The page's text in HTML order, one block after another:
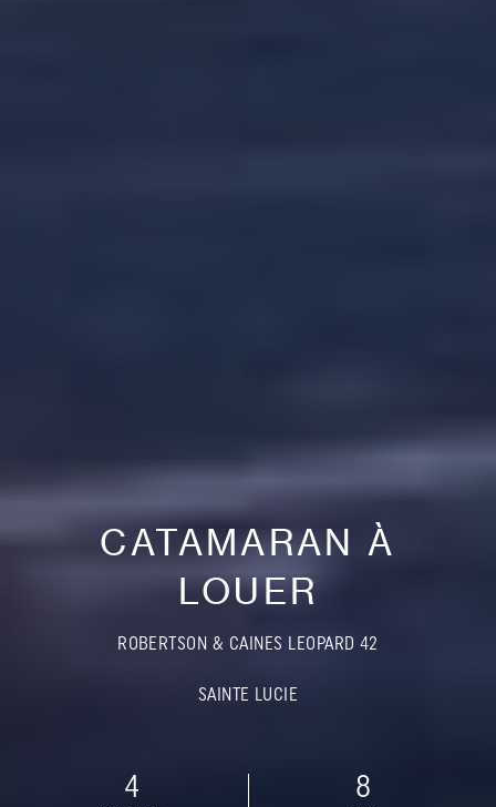
CATAMARAN À
LOUER
ROBERTSON & CAINES LEOPARD 42
SAINTE LUCIE
4 8